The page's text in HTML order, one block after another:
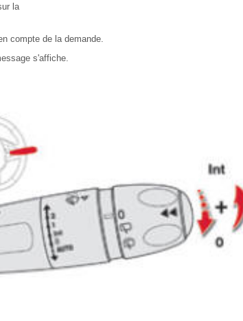
la
compte de la demande.
s'affiche.